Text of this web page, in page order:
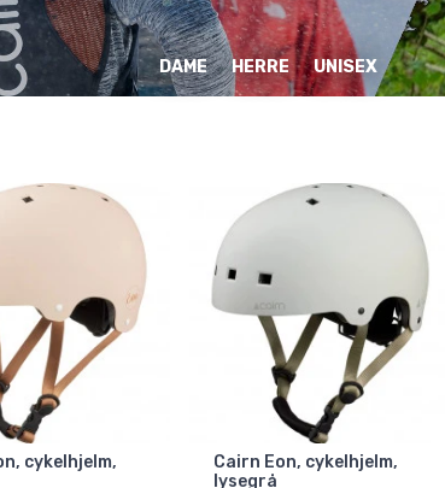
DAME HERRE UNISEX
cykelhjelm,
Cairn Eon, cykelhjelm,
lysegrå